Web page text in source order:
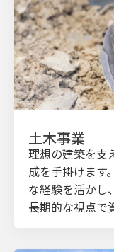
土木事業
理想の建築を支
成を手掛けます
な経験を活かし
長期的な視点で